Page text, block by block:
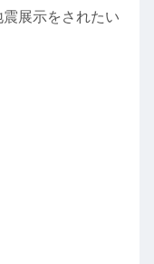
展示をされたい